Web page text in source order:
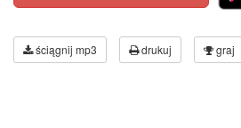
ściągnij mp3 drukuj graj